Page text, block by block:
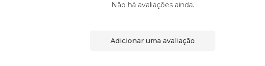
Não há avaliações ainda.
Adicionar uma avaliação